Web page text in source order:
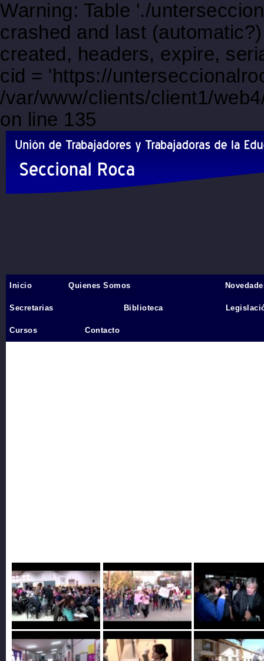
Warning: Table './
crashed and last
created, headers, expire,
cid = 'https://
/var/www/clients/client1/
on line 135
Inicio
Inicio Quienes Somos
Secretarias Biblioteca
Cursos Contacto